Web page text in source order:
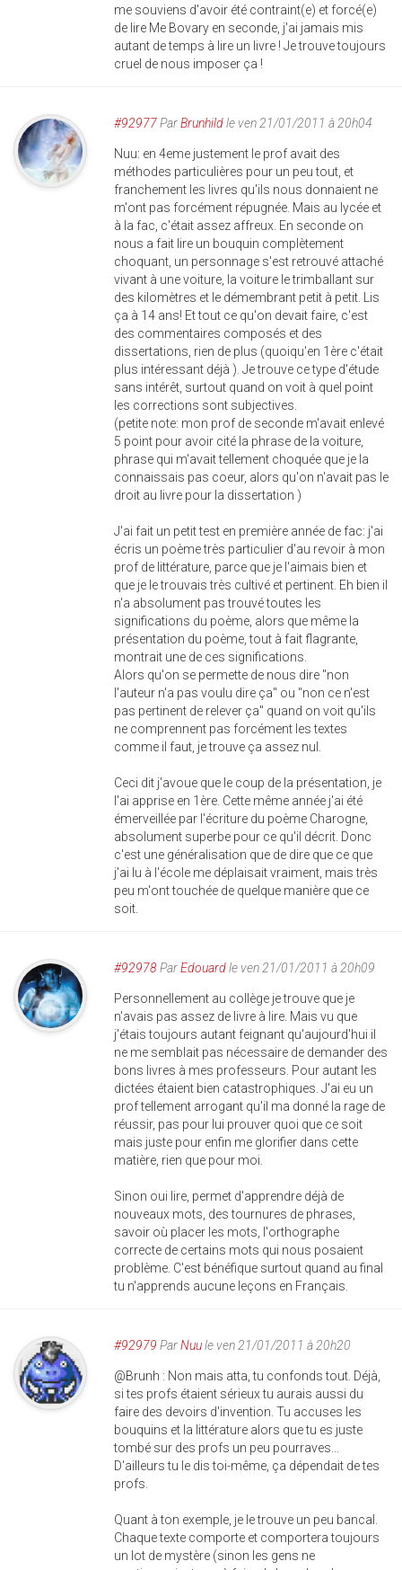
me souviens d'avoir été contraint(e) et forcé(e)
de lire Me Bovary en seconde, j'ai jamais mis
autant de temps à lire un livre ! Je trouve toujours
cruel de nous imposer ça !
#92977ParBrunhildle ven 21/01/2011 à 20h04
Nuu: en 4eme justement le prof avait des
méthodes particulières pour un peu tout, et
franchement les livres qu'ils nous donnaient ne
m'ont pas forcément répugnée. Mais au lycée et
à la fac, c'était assez affreux. En seconde on
nous a fait lire un bouquin complètement
choquant, un personnage s'est retrouvé attaché
vivant à une voiture, la voiture le trimballant sur
des kilomètres et le démembrant petit à petit. Lis
ça à 14 ans! Et tout ce qu'on devait faire, c'est
des commentaires composés et des
dissertations, rien de plus (quoiqu'en 1ère c'était
plus intéressant déjà ). Je trouve ce type d'étude
sans intérêt, surtout quand on voit à quel point
les corrections sont subjectives.
(petite note: mon prof de seconde m'avait enlevé
5 point pour avoir cité la phrase de la voiture,
phrase qui m'avait tellement choquée que je la
connaissais pas coeur, alors qu'on n'avait pas le
droit au livre pour la dissertation )
J'ai fait un petit test en première année de fac: j'ai
écris un poème très particulier d'au revoir à mon
prof de littérature, parce que je l'aimais bien et
que je le trouvais très cultivé et pertinent. Eh bien il
n'a absolument pas trouvé toutes les
significations du poème, alors que même la
présentation du poème, tout à fait flagrante,
montrait une de ces significations.
Alors qu'on se permette de nous dire "non
l'auteur n'a pas voulu dire ça" ou "non ce n'est
pas pertinent de relever ça" quand on voit qu'ils
ne comprennent pas forcément les textes
comme il faut, je trouve ça assez nul.
Ceci dit j'avoue que le coup de la présentation, je
l'ai apprise en 1ère. Cette même année j'ai été
émerveillée par l'écriture du poème Charogne,
absolument superbe pour ce qu'il décrit. Donc
c'est une généralisation que de dire que ce que
j'ai lu à l'école me déplaisait vraiment, mais très
peu m'ont touchée de quelque manière que ce
soit.
#92978ParEdouardle ven 21/01/2011 à 20h09
Personnellement au collège je trouve que je
n'avais pas assez de livre à lire. Mais vu que
j'étais toujours autant feignant qu'aujourd'hui il
ne me semblait pas nécessaire de demander des
bons livres à mes professeurs. Pour autant les
dictées étaient bien catastrophiques. J'ai eu un
prof tellement arrogant qu'il ma donné la rage de
réussir, pas pour lui prouver quoi que ce soit
mais juste pour enfin me glorifier dans cette
matière, rien que pour moi.
Sinon oui lire, permet d'apprendre déjà de
nouveaux mots, des tournures de phrases,
savoir où placer les mots, l'orthographe
correcte de certains mots qui nous posaient
problème. C'est bénéfique surtout quand au final
tu n'apprends aucune leçons en Français.
#92979 ParNuule ven 21/01/2011 à 20h20
@Brunh : Non mais atta, tu confonds tout. Déjà,
si tes profs étaient sérieux tu aurais aussi du
faire des devoirs d'invention. Tu accuses les
bouquins et la littérature alors que tu es juste
tombé sur des profs un peu pourraves...
D'ailleurs tu le dis toi-même, ça dépendait de tes
profs.
Quant à ton exemple, je le trouve un peu bancal.
Chaque texte comporte et comportera toujours
un lot de mystère (sinon les gens ne